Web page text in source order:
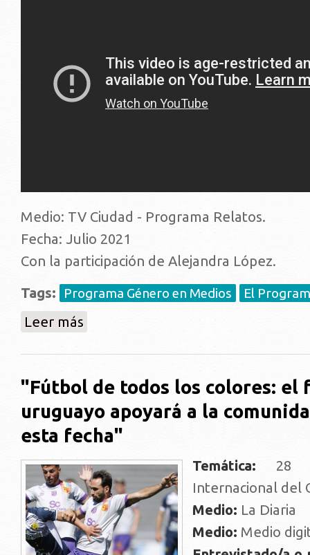
Medio: TV Ciudad - Programa Relatos.
Fecha: Julio 2021
Con la participación de Alejandra López.
Tags:
Programa Género en Medios El
Leer más
"Fútbol de todos los colores: el
uruguayo apoyará a la
esta fecha"
Temática: 28
Internacional del
Medio: La Diaria
Medio: Medio